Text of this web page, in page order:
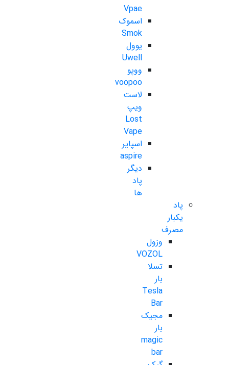
Vpae
اسموک
Smok
یوول
Uwell
ووپو
voopoo
لاست
ویپ
Lost
Vape
اسپایر
aspire
دیگر
پاد
ها
پاد
یکبار
مصرف
وزول
VOZOL
تسلا
بار
Tesla
Bar
مجیک
بار
magic
bar